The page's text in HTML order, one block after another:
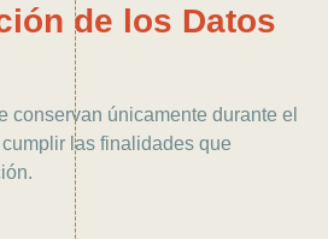
de los Datos
conservan únicamente durante el
las finalidades que